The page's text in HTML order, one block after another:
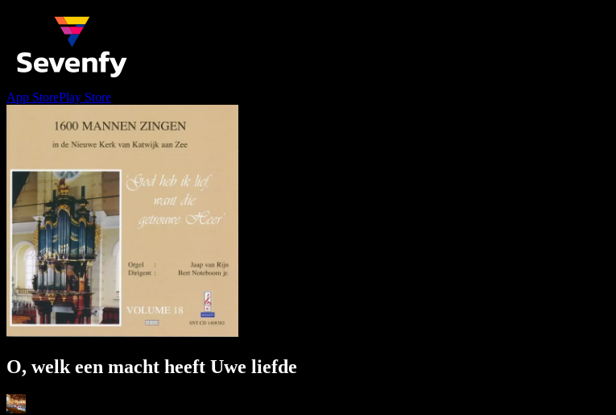
App StorePlay Store
O, welk een macht heeft Uwe liefde